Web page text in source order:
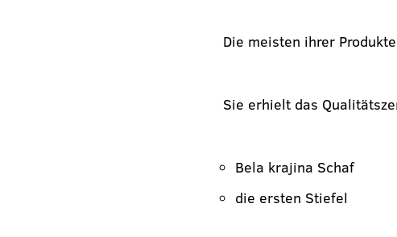
Die meisten ihrer
Sie erhielt das
Bela krajina Schaf
die ersten Stiefel